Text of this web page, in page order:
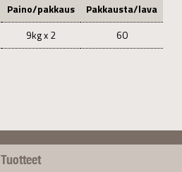
Paino/pakkaus
Pakkausta/lava
9kg x 2 60
Tuotteet